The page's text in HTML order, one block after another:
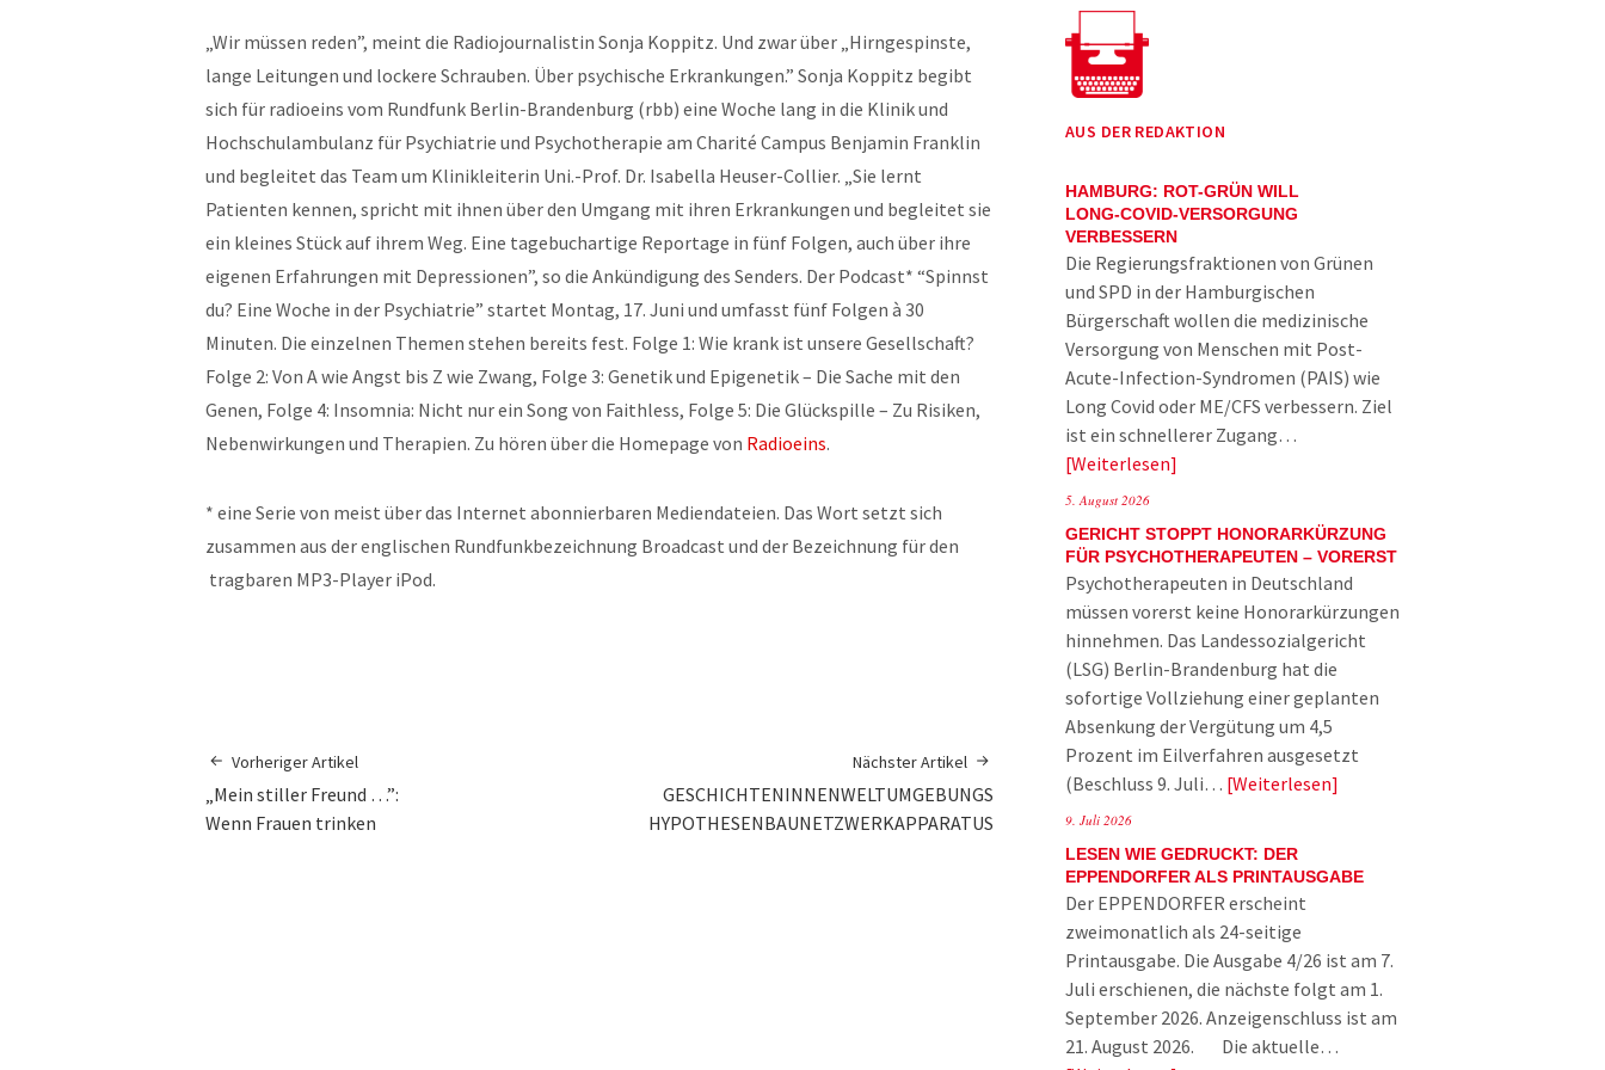
„Wir müssen reden”, meint die Radiojournalistin Sonja Koppitz. Und zwar über „Hirngespinste,
lange Leitungen und lockere Schrauben. Über psychische Erkrankungen.” Sonja Koppitz begibt
sich für radioeins vom Rundfunk Berlin-Brandenburg (rbb) eine Woche lang in die Klinik und
Hochschulambulanz für Psychiatrie und Psychotherapie am Charité Campus Benjamin Franklin
und begleitet das Team um Klinikleiterin Uni.-Prof. Dr. Isabella Heuser-Collier. „Sie lernt
Patienten kennen, spricht mit ihnen über den Umgang mit ihren Erkrankungen und begleitet sie
ein kleines Stück auf ihrem Weg. Eine tagebuchartige Reportage in fünf Folgen, auch über ihre
eigenen Erfahrungen mit Depressionen”, so die Ankündigung des Senders. Der Podcast* “Spinnst
du? Eine Woche in der Psychiatrie” startet Montag, 17. Juni und umfasst fünf Folgen à 30
Minuten. Die einzelnen Themen stehen bereits fest. Folge 1: Wie krank ist unsere Gesellschaft?
Folge 2: Von A wie Angst bis Z wie Zwang, Folge 3: Genetik und Epigenetik – Die Sache mit den
Genen, Folge 4: Insomnia: Nicht nur ein Song von Faithless, Folge 5: Die Glückspille – Zu Risiken,
Nebenwirkungen und Therapien. Zu hören über die Homepage von Radioeins.
* eine Serie von meist über das Internet abonnierbaren Mediendateien. Das Wort setzt sich
zusammen aus der englischen Rundfunkbezeichnung Broadcast und der Bezeichnung für den
tragbaren MP3-Player iPod.
Vorheriger Artikel
„Mein stiller Freund …”:
Wenn Frauen trinken
Nächster Artikel
GESCHICHTENINNENWELTUMGEBUNGS
HYPOTHESENBAUNETZWERKAPPARATUS
AUS DER REDAKTION
HAMBURG: ROT-GRÜN WILL
LONG-COVID-VERSORGUNG
VERBESSERN
Die Regierungsfraktionen von Grünen
und SPD in der Hamburgischen
Bürgerschaft wollen die medizinische
Versorgung von Menschen mit Post-
Acute-Infection-Syndromen (PAIS) wie
Long Covid oder ME/CFS verbessern. Ziel
ist ein schnellerer Zugang…
Weiterlesen
5. August 2026
GERICHT STOPPT HONORARKÜRZUNG
FÜR PSYCHOTHERAPEUTEN – VORERST
Psychotherapeuten in Deutschland
müssen vorerst keine Honorarkürzungen
hinnehmen. Das Landessozialgericht
(LSG) Berlin-Brandenburg hat die
sofortige Vollziehung einer geplanten
Absenkung der Vergütung um 4,5
Prozent im Eilverfahren ausgesetzt
(Beschluss 9. Juli… Weiterlesen
9. Juli 2026
LESEN WIE GEDRUCKT: DER
EPPENDORFER ALS PRINTAUSGABE
Der EPPENDORFER erscheint
zweimonatlich als 24-seitige
Printausgabe. Die Ausgabe 4/26 ist am 7.
Juli erschienen, die nächste folgt am 1.
September 2026. Anzeigenschluss ist am
21. August 2026. Die aktuelle…